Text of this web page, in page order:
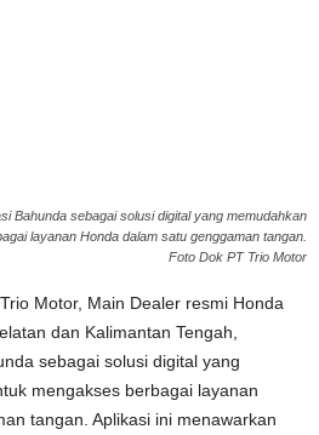
Bahunda sebagai solusi digital yang memudahkan
layanan Honda dalam satu genggaman tangan.
Foto Dok PT Trio Motor
Trio Motor, Main Dealer resmi Honda
dan Kalimantan Tengah,
sebagai solusi digital yang
mengakses berbagai layanan
tangan. Aplikasi ini menawarkan